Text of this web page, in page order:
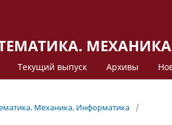
Текущий выпуск Архивы
Механика. Информатика
/